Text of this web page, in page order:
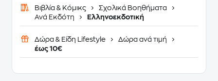
Βιβλία & Κόμικς
Σχολικά Βοηθήματα
Ανά Εκδότη
Ελληνοεκδοτική
Δώρα & Είδη Lifestyle
Δώρα ανά τιμή
έως 10€